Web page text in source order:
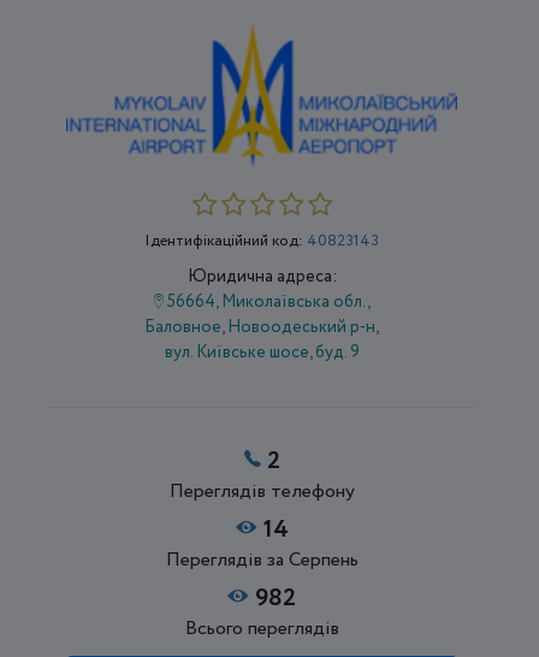
Ідентифікаційний код: 40823143
Юридична адреса:
56664, Миколаївська обл.,
Баловное, Новоодеський р-н,
вул. Київське шосе, буд. 9
2
Переглядів телефону
14
Переглядів за Серпень
982
Всього переглядів